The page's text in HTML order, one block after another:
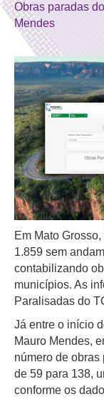
Obras paradas
Mendes
Em Mato
1.859 sem
contabilizando
municípios. As
Paralisadas do
Já entre o início
Mauro Mendes,
número de
de 59 para 138,
conforme os